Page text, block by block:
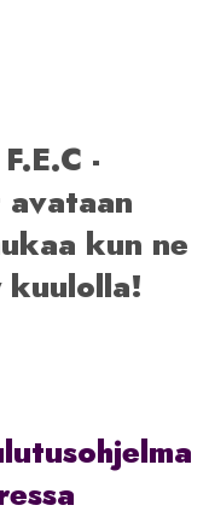
-
kun ne
kuulolla!